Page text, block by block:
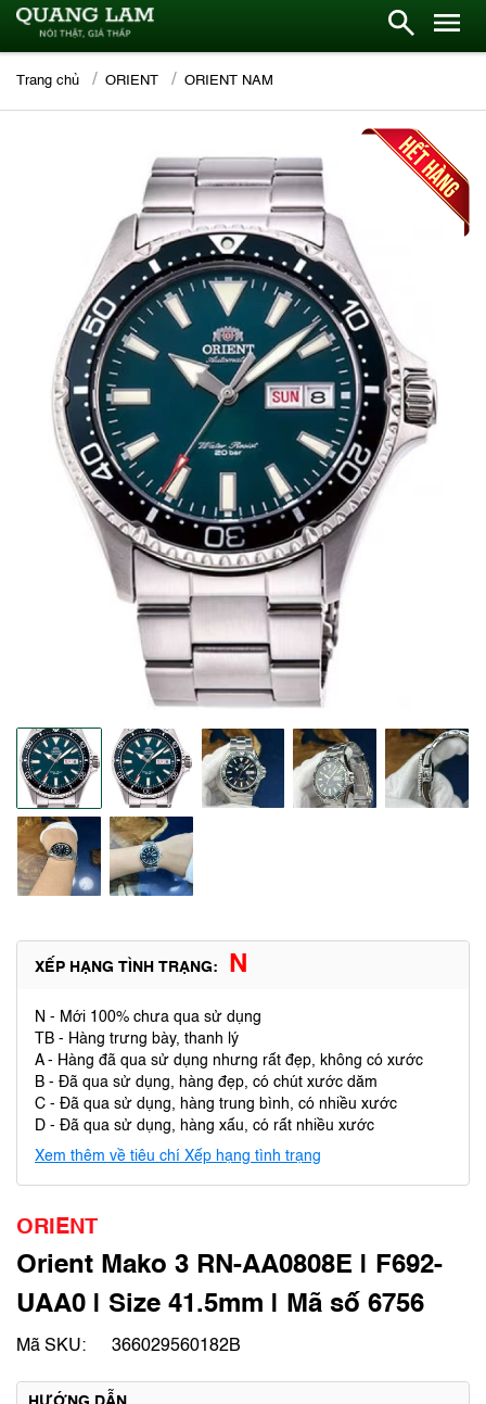
Trang chủ ORIENT ORIENT NAM
XẾP HẠNG TÌNH TRẠNG: N
N - Mới 100% chưa qua sử dụng
TB - Hàng trưng bày, thanh lý
A - Hàng đã qua sử dụng nhưng rất đẹp, không có xước
B - Đã qua sử dụng, hàng đẹp, có chút xước dăm
C - Đã qua sử dụng, hàng trung bình, có nhiều xước
D - Đã qua sử dụng, hàng xấu, có rất nhiều xước
Xem thêm về tiêu chí Xếp hạng tình trạng
ORIENT
Orient Mako 3 RN-AA0808E | F692-
UAA0 | Size 41.5mm | Mã số 6756
Mã SKU: 366029560182B